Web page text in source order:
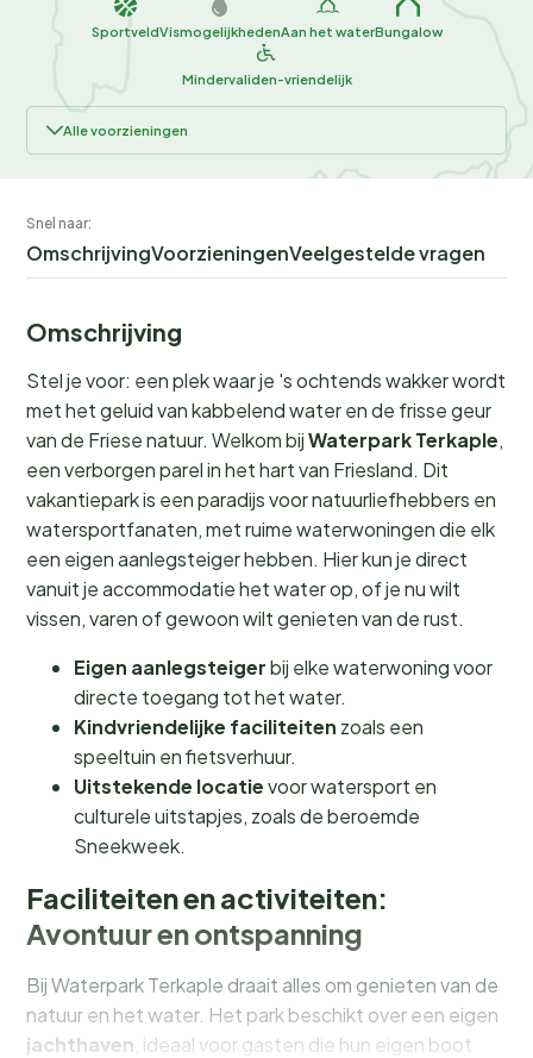
SportveldVismogelijkhedenAan het waterBungalow
Mindervaliden-vriendelijk
Alle voorzieningen
Snel naar:
OmschrijvingVoorzieningenVeelgestelde vragen
Omschrijving
Stel je voor: een plek waar je 's ochtends wakker wordt
met het geluid van kabbelend water en de frisse geur
van de Friese natuur. Welkom bijWaterpark Terkaple,
een verborgen parel in het hart van Friesland. Dit
vakantiepark is een paradijs voor natuurliefhebbers en
watersportfanaten, met ruime waterwoningen die elk
een eigen aanlegsteiger hebben. Hier kun je direct
vanuit je accommodatie het water op, of je nu wilt
vissen, varen of gewoon wilt genieten van de rust.
Eigen aanlegsteigerbij elke waterwoning voor
directe toegang tot het water.
Kindvriendelijke faciliteiten zoals een
speeltuin en fietsverhuur.
Uitstekende locatievoor watersport en
culturele uitstapjes, zoals de beroemde
Sneekweek.
Faciliteiten en activiteiten:
Avontuur en ontspanning
Bij Waterpark Terkaple draait alles om genieten van de
natuur en het water. Het park beschikt over een eigen
jachthaven, ideaal voor gasten die hun eigen boot